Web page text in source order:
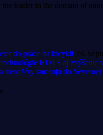
leader in the domain of
do práce na bicykli 24.
HDTS aj zvýšenie
trenažéry smerujú do